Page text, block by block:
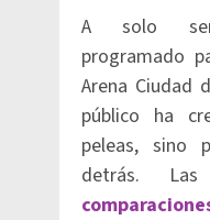
A solo
programado
Arena Ciudad
público ha
peleas, sino
detrás.